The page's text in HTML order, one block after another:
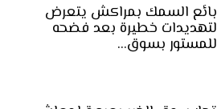
بائع السمك بمراكش يتعرض
لتهديدات خطيرة بعد فضحه
للمستور بسوق…